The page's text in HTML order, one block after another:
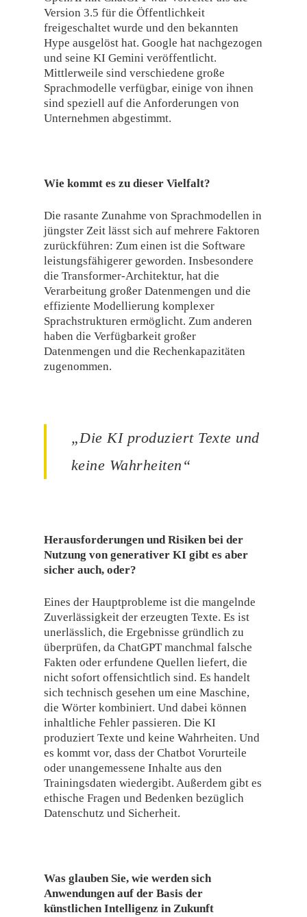
Version 3.5 für die Öffentlichkeit
freigeschaltet wurde und den bekannten
Hype ausgelöst hat. Google hat nachgezogen
und seine KI Gemini veröffentlicht.
Mittlerweile sind verschiedene große
Sprachmodelle verfügbar, einige von ihnen
sind speziell auf die Anforderungen von
Unternehmen abgestimmt.
Wie kommt es zu dieser Vielfalt?
Die rasante Zunahme von Sprachmodellen in
jüngster Zeit lässt sich auf mehrere Faktoren
zurückführen: Zum einen ist die Software
leistungsfähigerer geworden. Insbesondere
die Transformer-Architektur, hat die
Verarbeitung großer Datenmengen und die
effiziente Modellierung komplexer
Sprachstrukturen ermöglicht. Zum anderen
haben die Verfügbarkeit großer
Datenmengen und die Rechenkapazitäten
zugenommen.
„Die KI produziert Texte und
keine Wahrheiten“
Herausforderungen und Risiken bei der
Nutzung von generativer KI gibt es aber
sicher auch, oder?
Eines der Hauptprobleme ist die mangelnde
Zuverlässigkeit der erzeugten Texte. Es ist
unerlässlich, die Ergebnisse gründlich zu
überprüfen, da ChatGPT manchmal falsche
Fakten oder erfundene Quellen liefert, die
nicht sofort offensichtlich sind. Es handelt
sich technisch gesehen um eine Maschine,
die Wörter kombiniert. Und dabei können
inhaltliche Fehler passieren. Die KI
produziert Texte und keine Wahrheiten. Und
es kommt vor, dass der Chatbot Vorurteile
oder unangemessene Inhalte aus den
Trainingsdaten wiedergibt. Außerdem gibt es
ethische Fragen und Bedenken bezüglich
Datenschutz und Sicherheit.
Was glauben Sie, wie werden sich
Anwendungen auf der Basis der
künstlichen Intelligenz in Zukunft